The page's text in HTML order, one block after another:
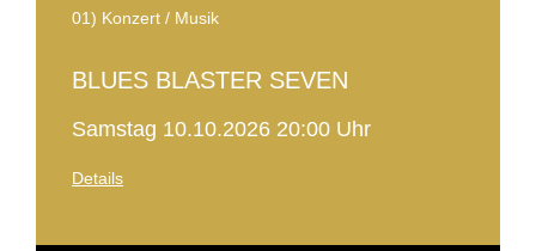
01) Konzert / Musik
BLUES BLASTER SEVEN
Samstag 10.10.2026 20:00 Uhr
Details